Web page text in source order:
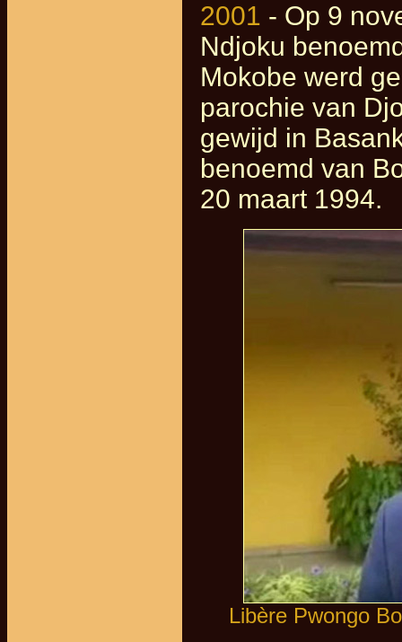
2001 - Op 9
Ndjoku
Mokobe werd
parochie van
gewijd in
benoemd van
20 maart 1994.
Libère Pwongo